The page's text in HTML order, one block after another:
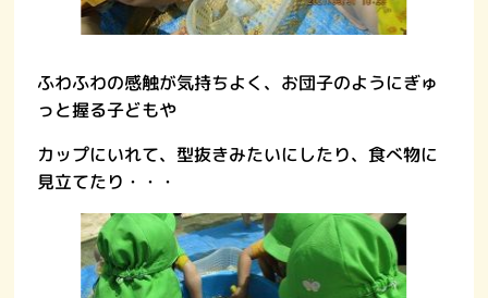
ふわふわの感触が気持ちよく、お団子のようにぎゅ
っと握る子どもや
カップにいれて、型抜きみたいにしたり、食べ物に
見立てたり・・・